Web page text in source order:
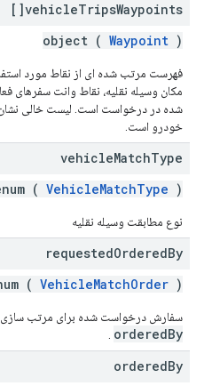
vehicleTripsWaypoints[]
object ( Waypoint )
مکان وسیله نقلیه، نقاط وانت سفرهای
خودرو است.
vehicleMatchType
( VehicleMatchType )
نوع مطابقت وسیله نقلیه
requestedOrderedBy
( VehicleMatchOrder )
سفارش درخواست شده برای مرتب سازی
orderedBy
orderedBy